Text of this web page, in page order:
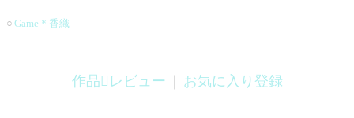
○ Game＊香織
作品レビュー お気に入り登録